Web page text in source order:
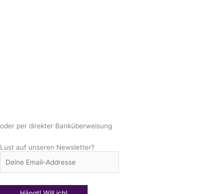
oder per direkter Banküberweisung
Lust auf unseren Newsletter?